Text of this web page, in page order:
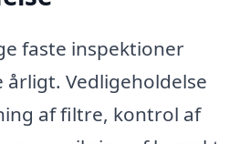
faste inspektioner
Vedligeholdelse
af filtre, kontrol af